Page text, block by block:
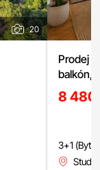
20
Prodej bytu 3+1, ulice
balkón,
8 480
3+1 (Byty)